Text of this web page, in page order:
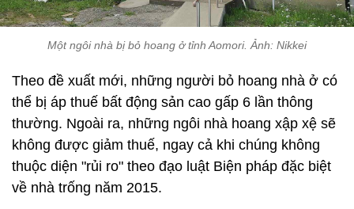
Một ngôi nhà bị bỏ hoang ở tỉnh Aomori. Ảnh: Nikkei
Theo đề xuất mới, những người bỏ hoang nhà ở có
thể bị áp thuế bất động sản cao gấp 6 lần thông
thường. Ngoài ra, những ngôi nhà hoang xập xệ sẽ
không được giảm thuế, ngay cả khi chúng không
thuộc diện "rủi ro" theo đạo luật Biện pháp đặc biệt
về nhà trống năm 2015.